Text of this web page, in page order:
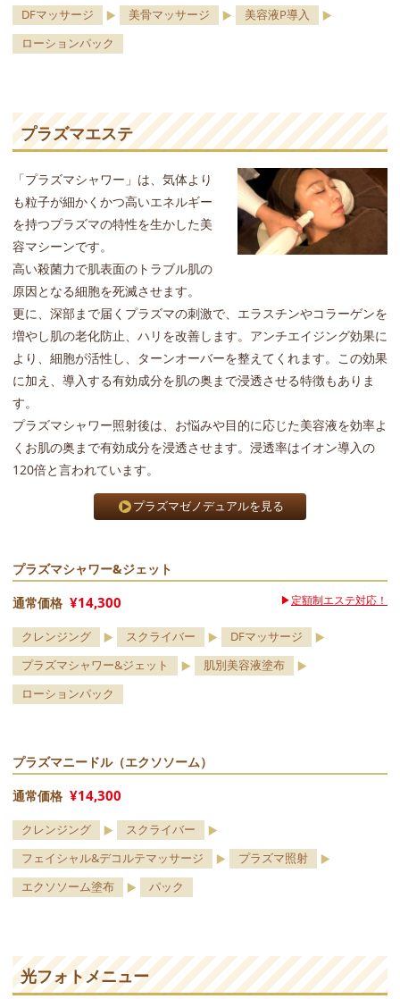
DFマッサージ
美骨マッサージ
美容液P導入
ローションパック
プラズマエステ
「プラズマシャワー」は、気体より
も粒子が細かくかつ高いエネルギー
を持つプラズマの特性を生かした美
容マシーンです。
高い殺菌力で肌表面のトラブル肌の
原因となる細胞を死滅させます。
更に、深部まで届くプラズマの刺激で、エラスチンやコラーゲンを
増やし肌の老化防止、ハリを改善します。アンチエイジング効果に
より、細胞が活性し、ターンオーバーを整えてくれます。この効果
に加え、導入する有効成分を肌の奥まで浸透させる特徴もありま
す。
プラズマシャワー照射後は、お悩みや目的に応じた美容液を効率よ
くお肌の奥まで有効成分を浸透させます。浸透率はイオン導入の
120倍と言われています。
プラズマゼノデュアルを見る
プラズマシャワー&ジェット
通常価格 ¥14,300 ▶定額制エステ対応！
クレンジング スクライバー
DFマッサージ
プラズマシャワー&ジェット
肌別美容液塗布
ローションパック
プラズマニードル（エクソソーム）
通常価格 ¥14,300
クレンジング
スクライバー
フェイシャル&デコルテマッサージ
プラズマ照射
エクソソーム塗布
パック
光フォトメニュー